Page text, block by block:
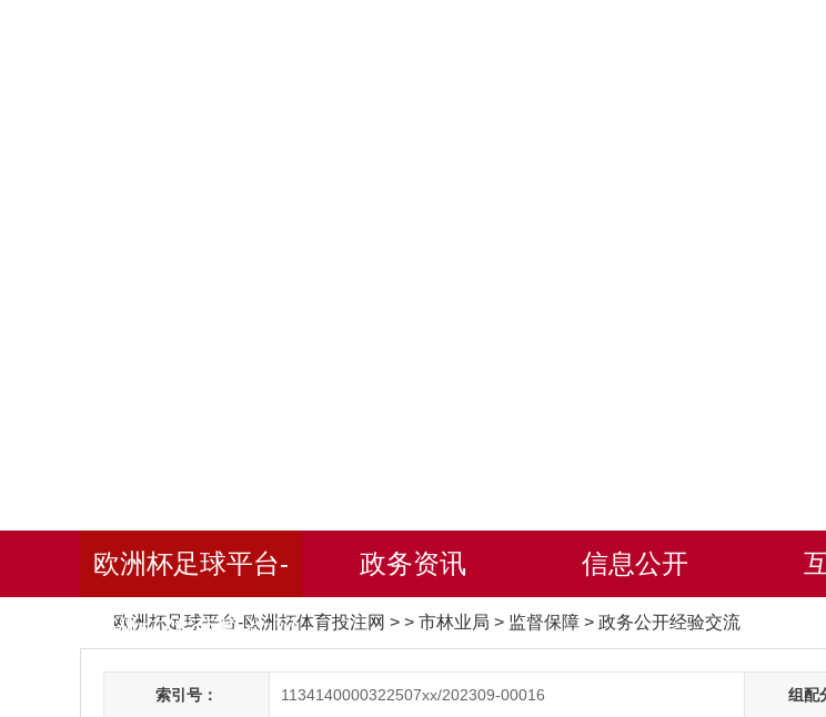
欧洲杯足球平台-
欧洲杯体育投注网
政务资讯 信息公开
欧洲杯足球平台-欧洲杯体育投注网 > > 市林业局 > 监督保障 > 政务公开经验交流
索引号： 1134140000322507xx/202309-00016 组配